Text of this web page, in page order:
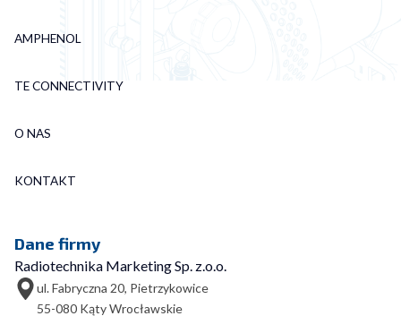
AMPHENOL
TE CONNECTIVITY
O NAS
KONTAKT
Dane firmy
Radiotechnika Marketing Sp. z.o.o.
ul. Fabryczna 20, Pietrzykowice
55-080 Kąty Wrocławskie